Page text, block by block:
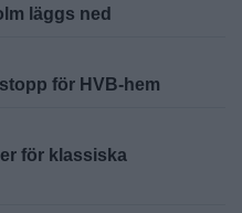
läggs ned
för HVB-hem
för klassiska